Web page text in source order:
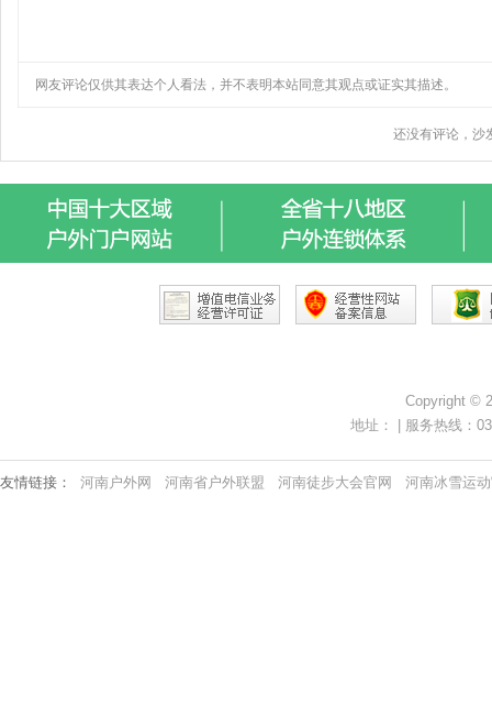
Copyright ©
地址： | 服务热线：
友情链接： 河南户外网 河南省户外联盟 河南徒步大会官网 河南冰雪运